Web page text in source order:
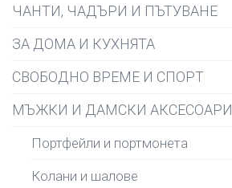
ЧАНТИ, ЧАДЪРИ И ПЪТУВАНЕ
ЗА ДОМА И КУХНЯТА
СВОБОДНО ВРЕМЕ И СПОРТ
МЪЖКИ И ДАМСКИ АКСЕСОАРИ
Портфейли и портмонета
Колани и шалове